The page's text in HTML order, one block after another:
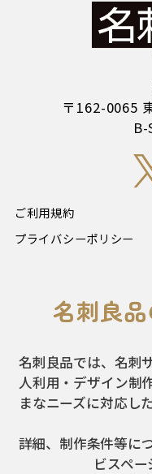
〒162-0065
ご利用規約
プライバシーポリシー
名刺良
名刺良品では、名刺
人利用・デザイン制
まなニーズに対応し
詳細、制作条件等に
ビスペー